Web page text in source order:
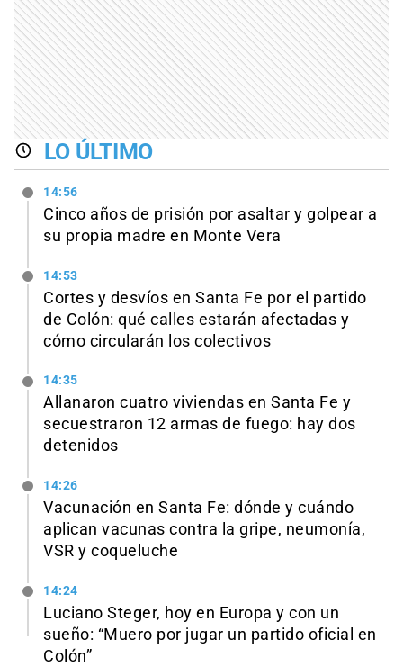
LO ÚLTIMO
14:56
Cinco años de prisión por asaltar y golpear a
su propia madre en Monte Vera
14:53
Cortes y desvíos en Santa Fe por el partido
de Colón: qué calles estarán afectadas y
cómo circularán los colectivos
14:35
Allanaron cuatro viviendas en Santa Fe y
secuestraron 12 armas de fuego: hay dos
detenidos
14:26
Vacunación en Santa Fe: dónde y cuándo
aplican vacunas contra la gripe, neumonía,
VSR y coqueluche
14:24
Luciano Steger, hoy en Europa y con un
sueño: “Muero por jugar un partido oficial en
Colón”